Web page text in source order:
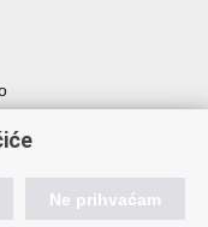
Ne prihvaćam